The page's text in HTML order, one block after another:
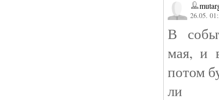
26.05.
В
мая, и
потом
ли